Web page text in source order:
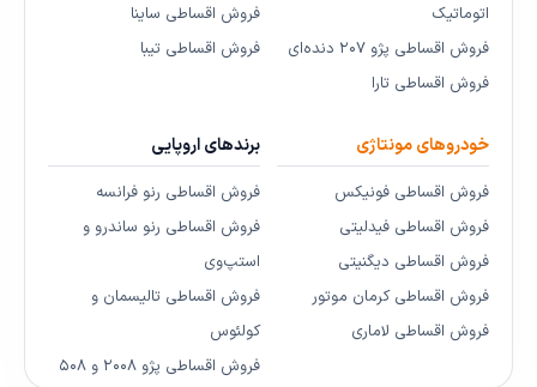
اتوماتیک
فروش اقساطی پژو ۲۰۷ دنده‌ای
فروش اقساطی تارا
فروش اقساطی ساینا
فروش اقساطی تیبا
خودروهای مونتاژی
فروش اقساطی فونیکس
فروش اقساطی فیدلیتی
فروش اقساطی دیگنیتی
فروش اقساطی کرمان موتور
فروش اقساطی لاماری
برندهای اروپایی
فروش اقساطی رنو فرانسه
فروش اقساطی رنو ساندرو و
استپ‌وی
فروش اقساطی تالیسمان و
کولئوس
فروش اقساطی پژو ۲۰۰۸ و ۵۰۸